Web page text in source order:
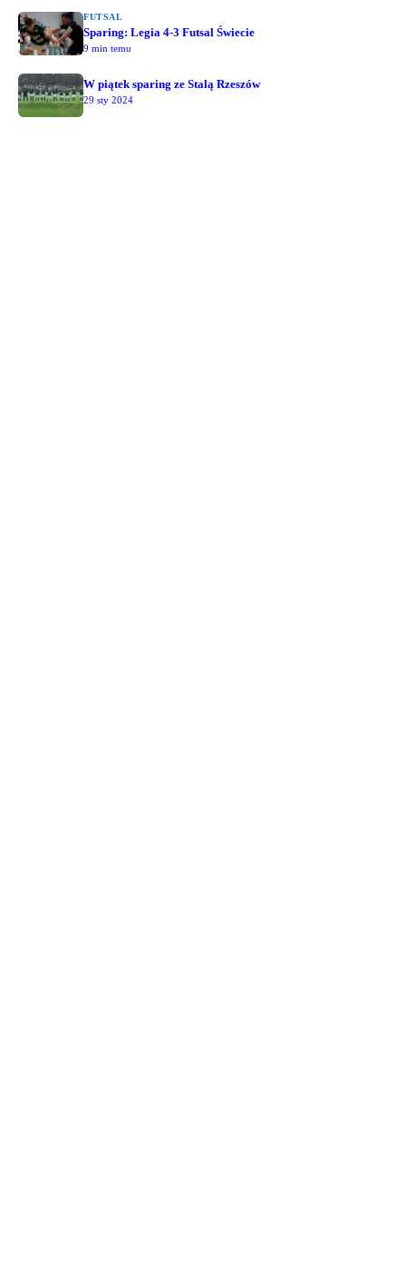
FUTSAL
Sparing: Legia 4-3 Futsal Świecie
9 min temu
W piątek sparing ze Stalą Rzeszów
29 sty 2024